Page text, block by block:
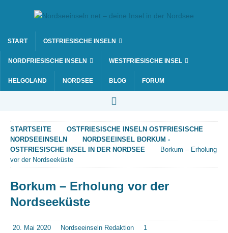
START OSTFRIESISCHE INSELN
NORDFRIESISCHE INSELN WESTFRIESISCHE INSEL
HELGOLAND NORDSEE BLOG FORUM
STARTSEITE
OSTFRIESISCHE INSELN OSTFRIESISCHE
NORDSEEINSELN
NORDSEEINSEL BORKUM -
OSTFRIESISCHE INSEL IN DER NORDSEE
Borkum – Erholung
vor der Nordseeküste
Borkum – Erholung vor der
Nordseeküste
20. Mai 2020 Nordseeinseln Redaktion 1